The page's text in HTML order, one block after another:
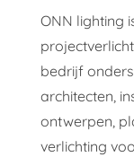
ONN lighting
bedrijf
architecten,
ontwerpen,
verlichting